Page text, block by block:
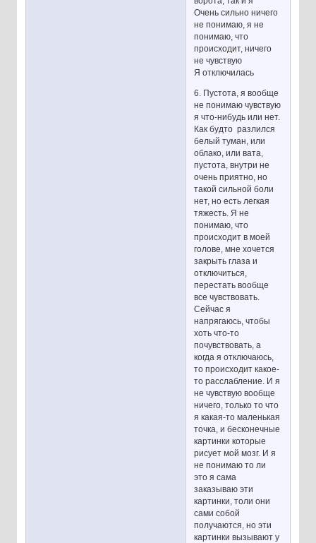
Очень сильно ничего
не понимаю, я не
понимаю, что
происходит, ничего
не чувствую
Я отключилась
6. Пустота, я вообще
не понимаю чувствую
я что-нибудь или нет.
Как будто разлился
белый туман, или
облако, или вата,
пустота, внутри не
очень приятно, но
такой сильной боли
нет, но есть легкая
тяжесть. Я не
понимаю, что
происходит в моей
голове, мне хочется
закрыть глаза и
отключиться,
перестать вообще
все чувствовать.
Сейчас я
напрягаюсь, чтобы
хоть что-то
почувствовать, а
когда я отключаюсь,
то происходит какое-
то расслабление. И я
не чувствую вообще
ничего, только то что
я какая-то маленькая
точка, и бесконечные
картинки которые
рисует мой мозг. И я
не понимаю то ли
это я сама
заказываю эти
картинки, толи они
сами собой
получаются, но эти
картинки вызывают у